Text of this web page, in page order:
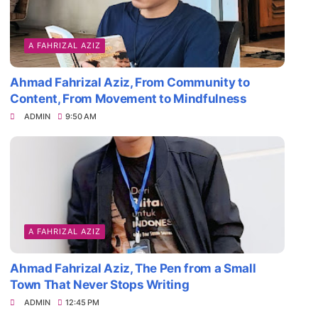
A FAHRIZAL AZIZ
Ahmad Fahrizal Aziz, From Community to
Content, From Movement to Mindfulness
ADMIN 9:50 AM
A FAHRIZAL AZIZ
Ahmad Fahrizal Aziz, The Pen from a Small
Town That Never Stops Writing
ADMIN 12:45 PM